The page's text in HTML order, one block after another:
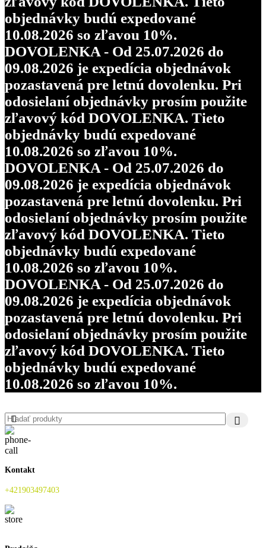
objednávky budú expedované
10.08.2026 so zľavou 10%.
DOVOLENKA - Od 25.07.2026 do
09.08.2026 je expedícia objednávok
pozastavená pre letnú dovolenku. Pri
odosielaní objednávky prosím použite
zľavový kód DOVOLENKA. Tieto
objednávky budú expedované
10.08.2026 so zľavou 10%.
DOVOLENKA - Od 25.07.2026 do
09.08.2026 je expedícia objednávok
pozastavená pre letnú dovolenku. Pri
odosielaní objednávky prosím použite
zľavový kód DOVOLENKA. Tieto
objednávky budú expedované
10.08.2026 so zľavou 10%.
DOVOLENKA - Od 25.07.2026 do
09.08.2026 je expedícia objednávok
pozastavená pre letnú dovolenku. Pri
odosielaní objednávky prosím použite
zľavový kód DOVOLENKA. Tieto
objednávky budú expedované
10.08.2026 so zľavou 10%.
Kontakt
+421903497403